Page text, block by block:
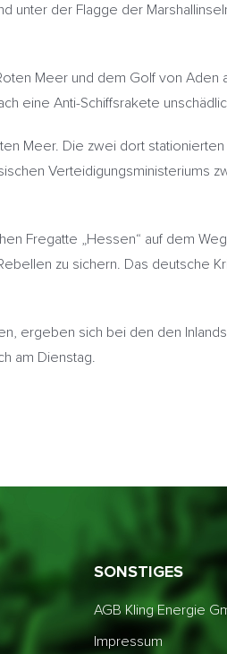
unter der Flagge der
Meer und dem Golf von
eine Anti-Schiffsrakete
Meer. Die zwei dort
Verteidigungsministeriums
Fregatte „Hessen“ auf dem
zu sichern. Das deutsche
ergeben sich bei den den
am Dienstag.
SONSTIGES
AGB Kling Energie
Impressum